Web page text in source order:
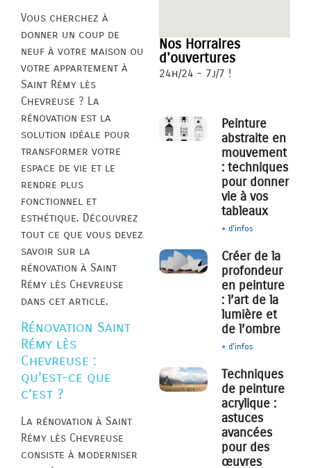
Vous cherchez à
donner un coup de
neuf à votre maison ou
votre appartement à
Saint Rémy lès
Chevreuse ? La
rénovation est la
solution idéale pour
transformer votre
espace de vie et le
rendre plus
fonctionnel et
esthétique. Découvrez
tout ce que vous devez
savoir sur la
rénovation à Saint
Rémy lès Chevreuse
dans cet article.
Rénovation Saint
Rémy lès
Chevreuse :
qu’est-ce que
c’est ?
La rénovation à Saint
Rémy lès Chevreuse
consiste à moderniser
Nos Horraires
d'ouvertures
24h/24 - 7j/7 !
Peinture
abstraite en
mouvement
: techniques
pour donner
vie à vos
tableaux
+ d'infos
Créer de la
profondeur
en peinture
: l’art de la
lumière et
de l’ombre
+ d'infos
Techniques
de peinture
acrylique :
astuces
avancées
pour des
œuvres